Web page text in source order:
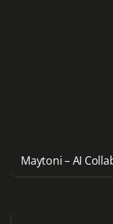
Maytoni – AI